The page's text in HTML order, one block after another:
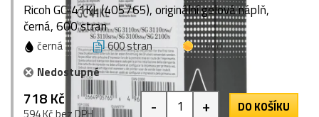
Ricoh GC-41KL (405765), originální gelová náplň,
černá, 600 stran
černá 600 stran
1 bod
Nedostupné
718 Kč - + DO KOŠÍKU